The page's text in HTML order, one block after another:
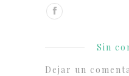
Sin
Dejar un